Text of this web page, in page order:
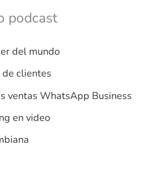
podcast
del mundo
clientes
ventas WhatsApp Business
en video